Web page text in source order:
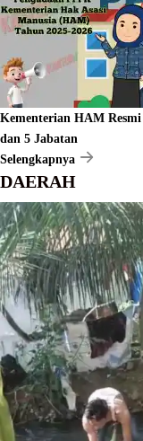
Kementerian HAM
dan 5 Jabatan
Selengkapnya
DAERAH